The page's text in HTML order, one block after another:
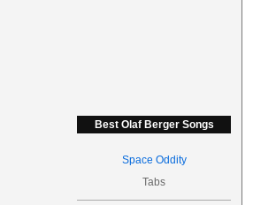
Best Olaf Berger Songs
Space Oddity
Tabs